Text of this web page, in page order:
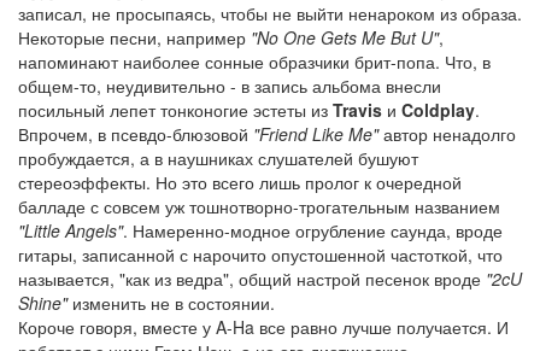
записал, не просыпаясь, чтобы не выйти ненароком из образа.
Некоторые песни, например "No One Gets Me But U",
напоминают наиболее сонные образчики брит-попа. Что, в
общем-то, неудивительно - в запись альбома внесли
посильный лепет тонконогие эстеты из Travis и Coldplay.
Впрочем, в псевдо-блюзовой "Friend Like Me"автор ненадолго
пробуждается, а в наушниках слушателей бушуют
стереоэффекты. Но это всего лишь пролог к очередной
балладе с совсем уж тошнотворно-трогательным названием
"Little Angels". Намеренно-модное огрубление саунда, вроде
гитары, записанной с нарочито опустошенной частоткой, что
называется, "как из ведра", общий настрой песенок вроде "2cU
Shine"изменить не в состоянии.
Короче говоря, вместе у A-Ha все равно лучше получается. И